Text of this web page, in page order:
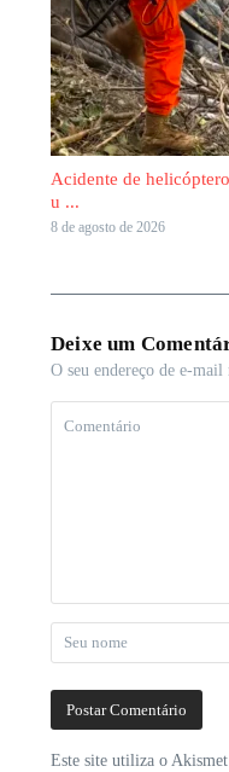
Acidente de
u ...
8 de agosto de 2026
Deixe um
O seu endereço de e-mail
Este site utiliza o